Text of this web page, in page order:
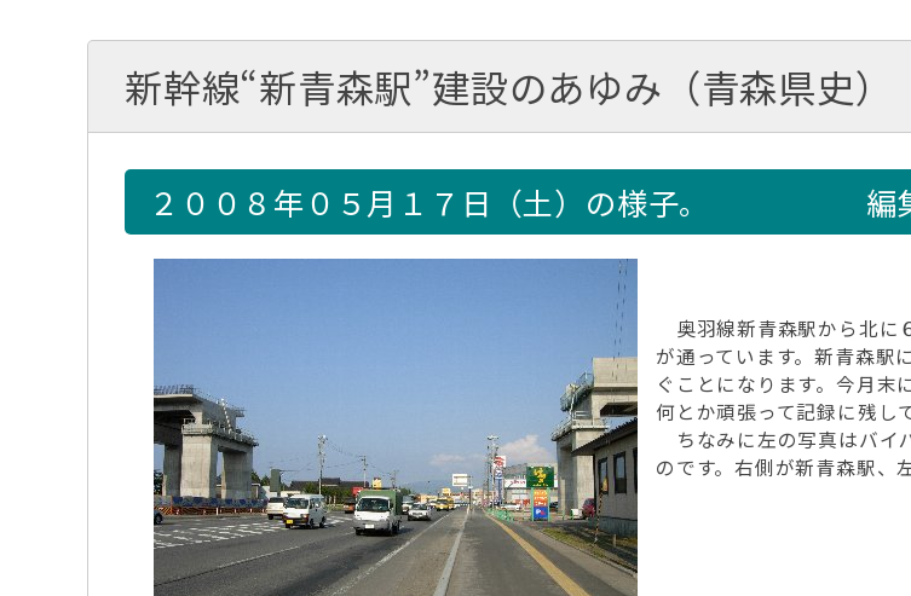
新幹線“新青森駅”建設のあゆみ（青森県史）
２００８年０５月１７日（土）の様子。 編
奥羽線新青森駅から北に
が通っています。新青森駅
ぐことになります。今月末
何とか頑張って記録に残し
ちなみに左の写真はバイ
のです。右側が新青森駅